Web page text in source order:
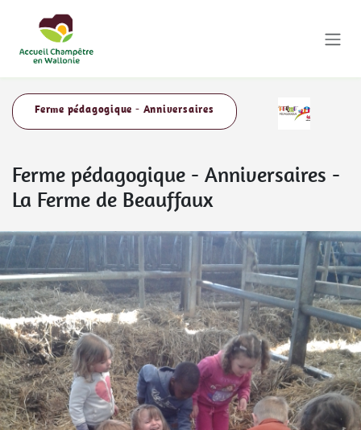
Ferme pédagogique - Anniversaires
Ferme pédagogique - Anniversaires -
La Ferme de Beauffaux